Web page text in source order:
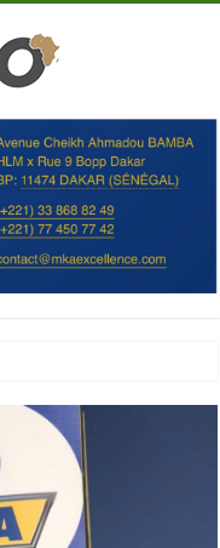
les Ivoiriens à « l’unité,